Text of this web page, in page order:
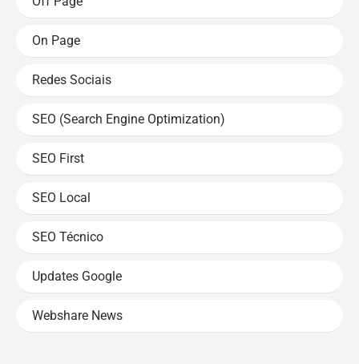
On Page
Redes Sociais
SEO (Search Engine Optimization)
SEO First
SEO Local
SEO Técnico
Updates Google
Webshare News